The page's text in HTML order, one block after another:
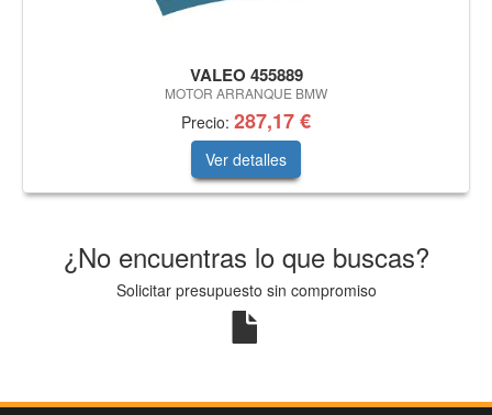
VALEO 455889
MOTOR ARRANQUE BMW
Precio: 287,17 €
Ver detalles
¿No encuentras lo que buscas?
Solicitar presupuesto sin compromiso